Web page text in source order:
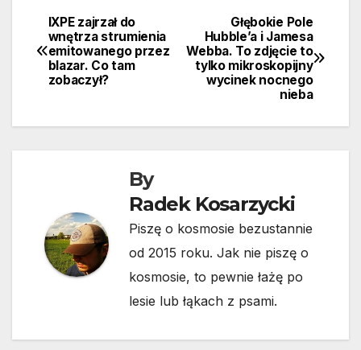
Nawigacja
wpisu
Głębokie Pole
Hubble’a i Jamesa
Webba. To zdjęcie to
tylko mikroskopijny
wycinek nocnego
nieba
IXPE zajrzał do
wnętrza strumienia
emitowanego przez
blazar. Co tam
zobaczył?
By
Radek Kosarzycki
Piszę o kosmosie bezustannie
od 2015 roku. Jak nie piszę o
kosmosie, to pewnie łażę po
lesie lub łąkach z psami.